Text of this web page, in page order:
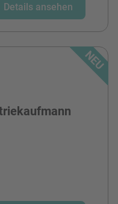
Details ansehen